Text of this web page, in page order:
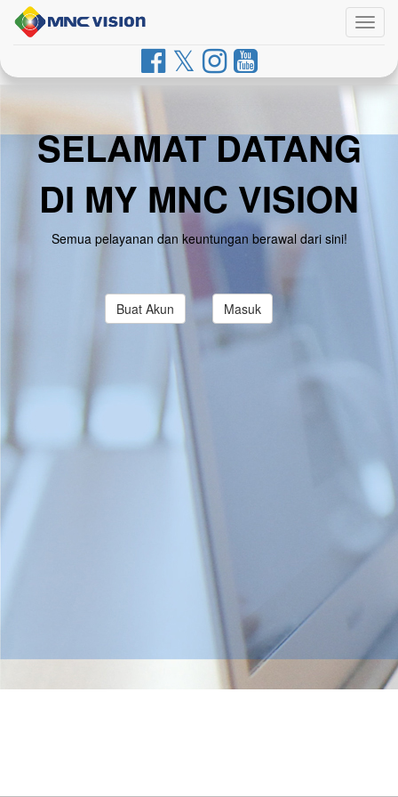
SELAMAT DATANG
DI MY MNC VISION
Semua pelayanan dan keuntungan berawal dari sini!
Buat Akun Masuk